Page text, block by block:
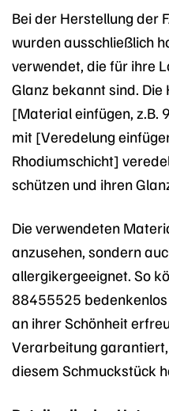
Bei der Herstellung der
wurden ausschließlich
verwendet, die für ihre
Glanz bekannt sind.
[Material einfügen, z.B.
mit [Veredelung
Rhodiumschicht]
schützen und ihren
Die verwendeten
anzusehen, sondern
allergikergeeignet. So
88455525
an ihrer Schönheit
Verarbeitung
diesem Schmuckstück